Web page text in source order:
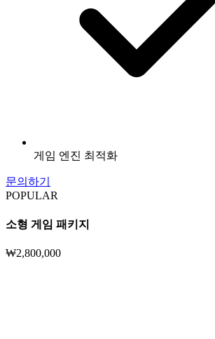
게임 엔진 최적화
문의하기
POPULAR
소형 게임 패키지
₩2,800,000